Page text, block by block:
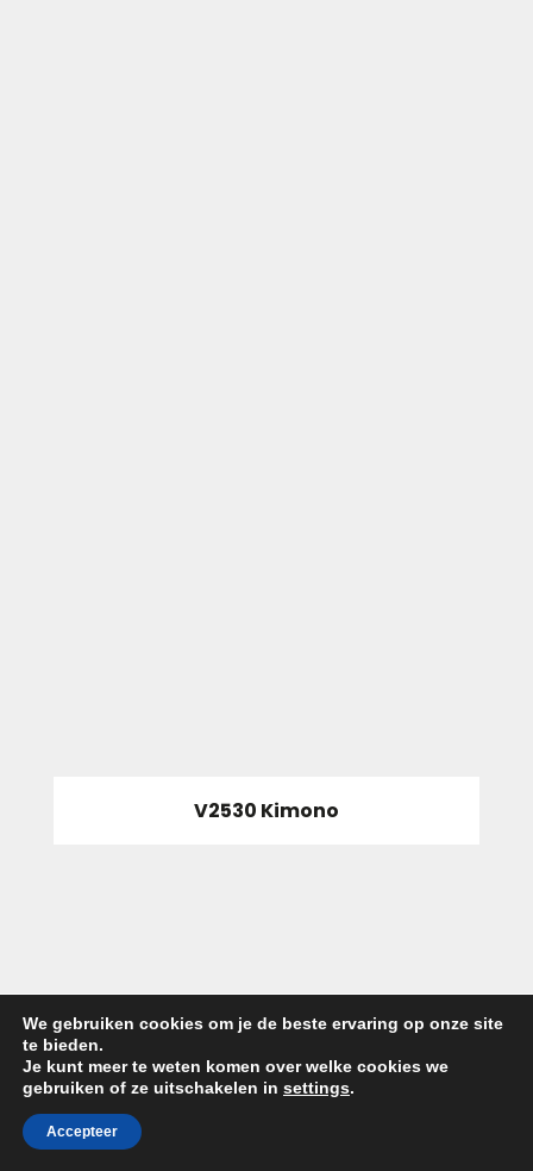
V2530 Kimono
We gebruiken cookies om je de beste ervaring op onze site
te bieden.
Je kunt meer te weten komen over welke cookies we
gebruiken of ze uitschakelen in settings.
Accepteer